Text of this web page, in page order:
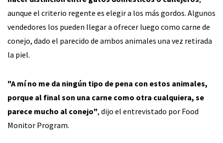
aunque el criterio regente es elegir a los más gordos. Algunos
vendedores los pueden llegar a ofrecer luego como carne de
conejo, dado el parecido de ambos animales una vez retirada
la piel.
"A mí no me da ningún tipo de pena con estos animales,
porque al final son una carne como otra cualquiera, se
parece mucho al conejo", dijo el entrevistado por Food
Monitor Program.